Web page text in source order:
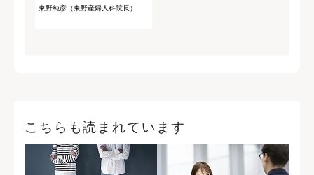
東野純彦（東野産婦人科院長）
こちらも読まれています